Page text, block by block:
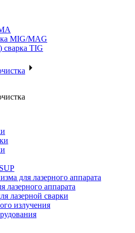
MIG/MAG
сварка TIG
для лазерного аппарата
аппарата
лазерной сварки
излучения